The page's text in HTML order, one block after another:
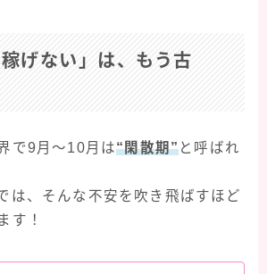
稼げない」は、もう古
で9月〜10月は“閑散期”と呼ばれ
は、そんな不安を吹き飛ばすほど
す！